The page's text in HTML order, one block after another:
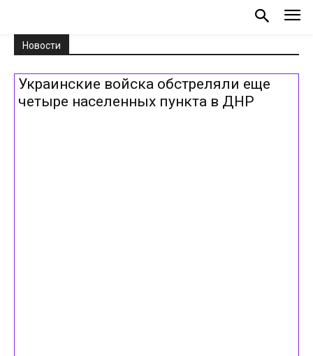
Новости
Украинские войска обстреляли еще
четыре населенных пункта в ДНР